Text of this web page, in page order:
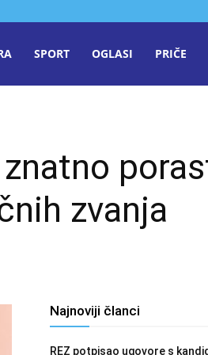
SPORT OGLASI PRIČE
zvanja
Najnoviji članci
REZ potpisao ugovore s